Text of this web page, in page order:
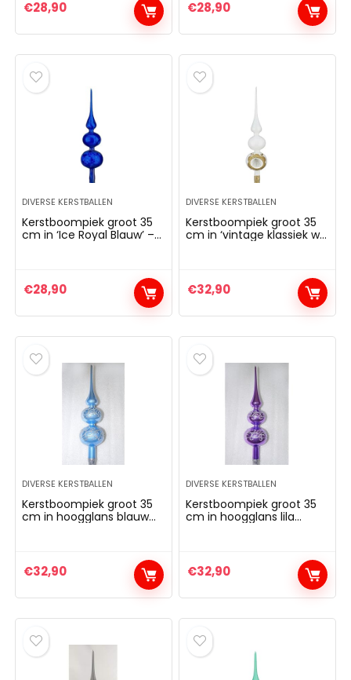
kerstboom kerstboom
top
€28,90 top
€28,90
DIVERSE KERSTBALLEN
Kerstboompiek groot 35
cm in ‘Ice Royal Blauw’ –
kerstboom kerstboom
top
€28,90
DIVERSE KERSTBALLEN
Kerstboompiek groot 35
cm in ‘vintage klassiek wit
kerstboom kerstboom
top
€32,90
DIVERSE KERSTBALLEN
Kerstboompiek groot 35
cm in hoogglans blauw
kerstboom kerstboom
kerstboom kerstboom
kerstboom kerstboom
€32,90
DIVERSE KERSTBALLEN
Kerstboompiek groot 35
cm in hoogglans lila
kerstboom kerstboom
dennenboom kerstboom
kerstboom kerstboom
€32,90